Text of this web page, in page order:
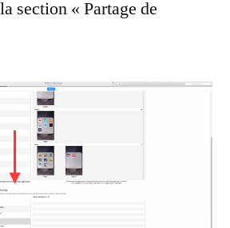
section « Partage de